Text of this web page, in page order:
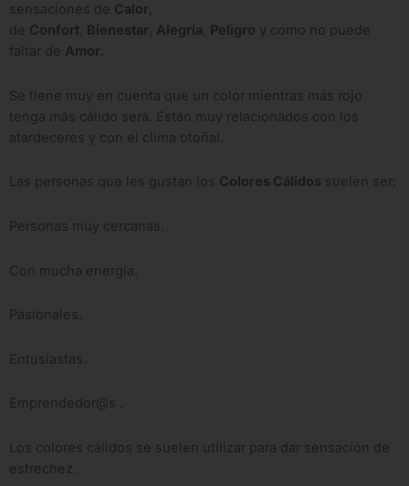
sensaciones de Calor
de Confort Bienestar Alegría Peligro y como no puede
faltar de Amor
Se tiene muy en cuenta que un color mientras más rojo
tenga más cálido será. Están muy relacionados con los
atardeceres y con el clima otoñal.
Las personas que les gustan los Colores Cálidos suelen ser:
Personas muy cercanas.
Con mucha energía.
Pasionales.
Entusiastas.
Emprendedor@s .
Los colores cálidos se suelen utilizar para dar sensación de
estrechez.